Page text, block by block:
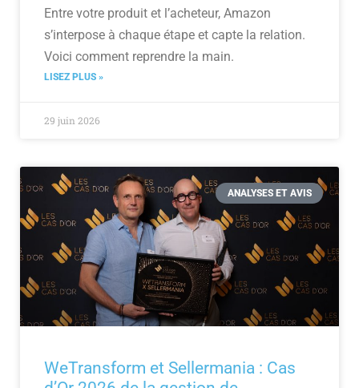
Entre votre produit et l’acheteur, Amazon
s’interpose à chaque étape et capte la relation.
Voici comment reprendre la main.
LISEZ PLUS »
29 juin 2026
ANALYSES ET AVIS
WeTransform et Sellermania : Cas